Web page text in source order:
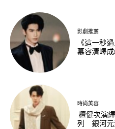
影劇推薦
《這一秒
慕容清嶧
時尚美容
檀健次演
列 銀河元